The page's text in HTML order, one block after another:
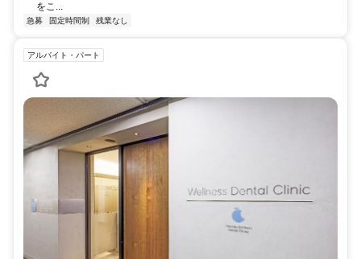
をこ...
急募 固定時間制 残業なし
アルバイト・パート